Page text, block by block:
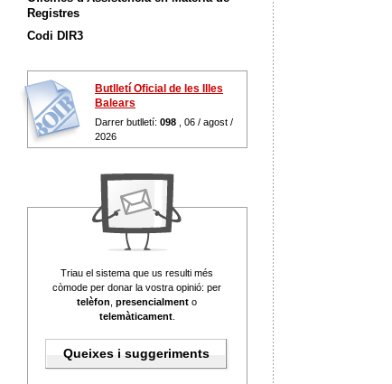
Registres
Codi DIR3
Butlletí Oficial de les Illes
Balears
Darrer butlletí:098 , 06 / agost /
2026
Triau el sistema que us resulti més
còmode per donar la vostra opinió: per
telèfon ,presencialment o
telemàticament.
Queixes i suggeriments